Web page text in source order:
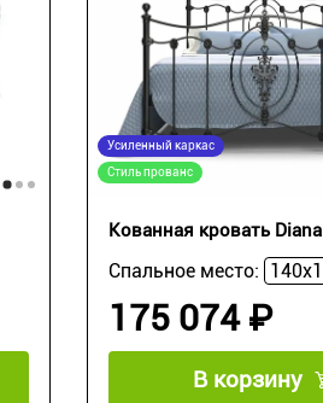
Усиленный каркас
Стиль прованс
Кованная кровать Diana
Спальное место:
175 074 ₽
В корзину